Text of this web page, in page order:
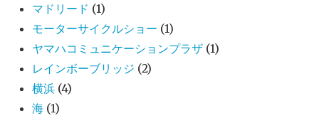
マドリード (1)
モーターサイクルショー (1)
ヤマハコミュニケーションプラザ (1)
レインボーブリッジ (2)
横浜 (4)
海 (1)